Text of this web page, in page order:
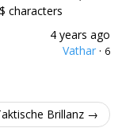
characters
4 years ago
Vathar · 6
Brillanz →